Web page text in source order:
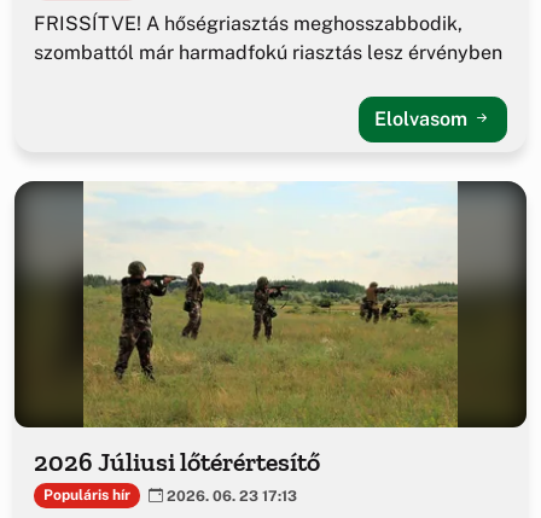
FRISSÍTVE! A hőségriasztás meghosszabbodik,
szombattól már harmadfokú riasztás lesz érvényben
Elolvasom
2026 Júliusi lőtérértesítő
Populáris hír 2026. 06. 23 17:13